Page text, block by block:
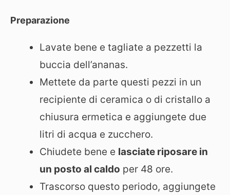
Preparazione
Lavate bene e tagliate a pezzetti la
buccia dell’ananas.
Mettete da parte questi pezzi in un
recipiente di ceramica o di cristallo a
chiusura ermetica e aggiungete due
litri di acqua e zucchero.
Chiudete bene e lasciate riposare in
un posto al caldo per 48 ore.
Trascorso questo periodo, aggiungete